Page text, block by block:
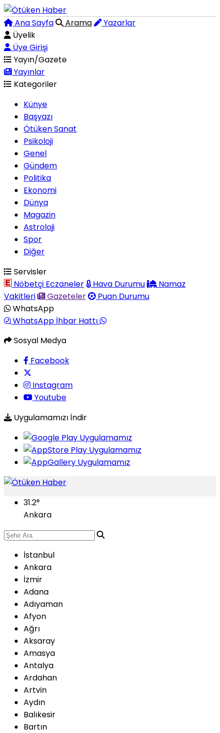
Ana Sayfa Arama
Yazarlar
Üyelik
Üye Girişi
Yayın/Gazete
Yayınlar
Kategoriler
Künye
Başyazı
Ötüken Sanat
Psikoloji
Genel
Gündem
Politika
Ekonomi
Dünya
Magazin
Astroloji
Spor
Diğer
Servisler
Nöbetçi Eczaneler
Hava Durumu
Namaz
Vakitleri
Gazeteler
Puan Durumu
WhatsApp
WhatsApp İhbar Hattı
Sosyal Medya
Facebook
Instagram
Youtube
Uygulamamızı İndir
31.2°
Ankara
İstanbul
Ankara
İzmir
Adana
Adıyaman
Afyon
Ağrı
Aksaray
Amasya
Antalya
Ardahan
Artvin
Aydın
Balıkesir
Bartın